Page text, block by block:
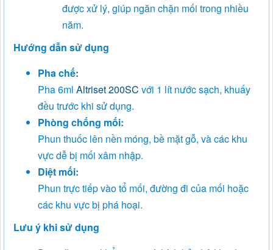
được xử lý, giúp ngăn chặn mối trong nhiều
năm.
Hướng dẫn sử dụng
Pha chế:
Pha 6ml Altriset 200SC với 1 lít nước sạch, khuấy
đều trước khi sử dụng.
Phòng chống mối:
Phun thuốc lên nền móng, bề mặt gỗ, và các khu
vực dễ bị mối xâm nhập.
Diệt mối:
Phun trực tiếp vào tổ mối, đường đi của mối hoặc
các khu vực bị phá hoại.
Lưu ý khi sử dụng